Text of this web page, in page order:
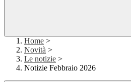
Home >
Novità >
Le notizie >
Notizie Febbraio 2026